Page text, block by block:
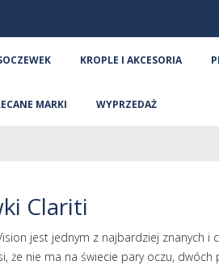
KROPLE I AKCESORIA
MARKI WYPRZEDAŻ
Clariti
jest jednym z najbardziej znanych
że nie ma na świecie pary oczu,